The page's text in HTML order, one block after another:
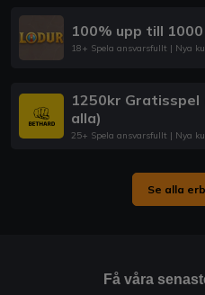
100% upp till
18+ Spela ansvarsfullt | Nya
1250kr Gratisspel
alla)
25+ Spela ansvarsfullt | Nya
Se alla
Få våra